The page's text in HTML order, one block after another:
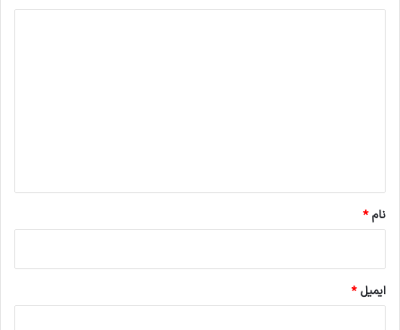
نام*
ایمیل*